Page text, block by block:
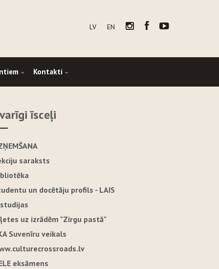
LV EN
Kontakti
īsceļi
saraksts
un docētāju profils - LAIS
uz izrādēm "Zirgu pastā"
Suvenīru veikals
eksāmens